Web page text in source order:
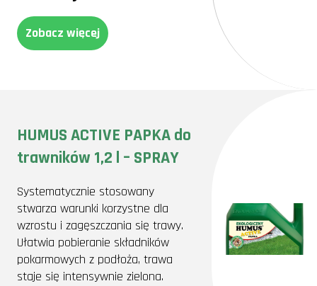
Zobacz więcej
HUMUS ACTIVE PAPKA do
trawników 1,2 l – SPRAY
Systematycznie stosowany
stwarza warunki korzystne dla
wzrostu i zagęszczania się trawy.
Ułatwia pobieranie składników
pokarmowych z podłoża, trawa
staje się intensywnie zielona.